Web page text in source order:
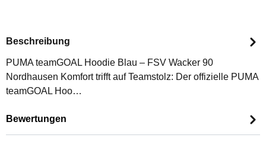
Beschreibung
PUMA teamGOAL Hoodie Blau – FSV Wacker 90
Nordhausen Komfort trifft auf Teamstolz: Der offizielle PUMA
teamGOAL Hoo…
Bewertungen